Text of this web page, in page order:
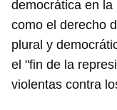
democrática en
como el derecho
plural y
el "fin de la
violentas contra